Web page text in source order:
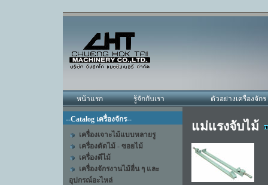
หน้าแรก รู้จักกับเรา ตัวอย่างเครื่องจักร
--Catalog เครื่องจักร--
เครื่องเจาะไม้แบบหลายรู
เครื่องตัดไม้ - ซอยไม้
เครื่องตีไม้
เครื่องจักรงานไม้อื่น ๆ และ
อุปกรณ์อะไหล่
แม่แรงจับไม้